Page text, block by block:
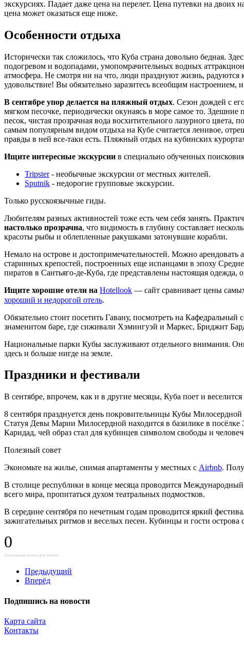
экскурсиях. Падает даже цена на перелет. Цена путевки на двоих
цена может оказаться еще ниже.
Особенности отдыха
Исторически так сложилось, что Куба страна довольно бедная.
подогревом и водопадами, умопомрачительных водных
атмосфера. Не смотря ни на что, люди празднуют жизнь, радуются
удовольствие! Вы обязательно заразитесь всеобщим настроением,
В сентябре упор делается на пляжный отдых. Сезон дождей с
мягком песочке, периодически окунаясь в море самое то.
песок, чистая прозрачная вода восхитительного лазурного
самым популярным видом отдыха на Кубе считается ленивое,
правды в ней все-таки есть. Пляжный отдых на кубинских
Ищите интересные экскурсии в специально обученных
Tripster- необычные экскурсии от местных жителей.
Sputnik - недорогие групповые экскурсии.
Только русскоязычные гиды.
Любителям разных активностей тоже есть чем себя занять.
настолько прозрачна, что видимость в глубину составляет
красоты рыбы и облепленные ракушками затонувшие корабли.
Немало на острове и достопримечательностей. Можно арендовать
старинных крепостей, построенных еще испанцами в эпоху
пиратов в Сантьяго-де-Куба, где представлены настоящая одежда,
Ищите хорошие отели на Hotellook — сайт сравнивает цены
хороший и недорогой отель.
Обязательно стоит посетить Гавану, посмотреть на
знаменитом баре, где сиживали Хэмингуэй и Маркес, Бриджит
Национальные парки Кубы заслуживают отдельного внимания.
здесь и больше нигде на земле.
Праздники и фестивали
В сентябре, впрочем, как и в другие месяцы, Куба поет и
8 сентября празднуется день покровительницы Кубы
Статуя Девы Марии Милосердной находится в базилике в
Каридад, чей образ стал для кубинцев символом свободы и
Полезный совет
Экономьте на жилье, снимая апартаменты у местных с Airbnb.
В столице республики в конце месяца проводится
всего мира, пропитаться духом театральных подмостков.
В середине сентября по нечетным годам проводится яркий
зажигательных ритмов и веселых песен. Кубинцы и гости
0
Социальные кнопки для Joomla
Предыдущий
Вперёд
Подпишись на новости
Карта сайта
Контакты